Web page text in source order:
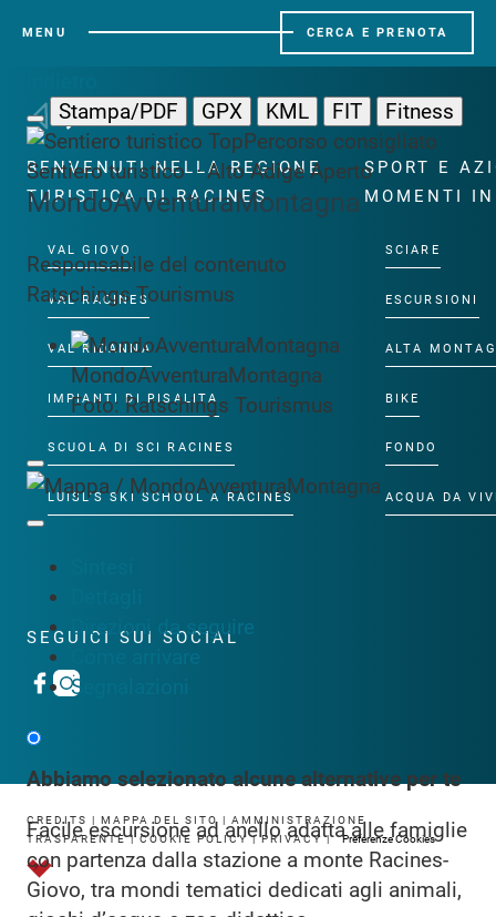
MENU CERCA E PRENOTA
Stampa/PDF
GPX KML FIT
Fitness
TopPercorso consigliato
Sentiero turistico · Alto Adige Aperto
MondoAvventuraMontagna
Responsabile del contenuto
Ratschings Tourismus
MondoAvventuraMontagna
Foto: Ratschings Tourismus
Direzioni da seguire
Segnalazioni
Abbiamo selezionato alcune alternative per te
Facile escursione ad anello adatta alle famiglie
con partenza dalla stazione a monte Racines-
Giovo, tra mondi tematici dedicati agli animali,
BENVENUTI NELLA REGIONE
TURISTICA DI RACINES
VAL GIOVO
VAL RACINES
VAL RIDANNA
IMPIANTI DI RISALITA
SCUOLA DI SCI RACINES
LUISL'S SKI SCHOOL A RACINES
SPORT E
MOMENTI
SCIARE
ESCURSIONI
ALTA
BIKE
FONDO
ACQUA DA
SEGUICI SUI SOCIAL
CREDITS | MAPPA DEL SITO | AMMINISTRAZIONE
TRASPARENTE | COOKIE POLICY|PRIVACY| Preferenze Cookies